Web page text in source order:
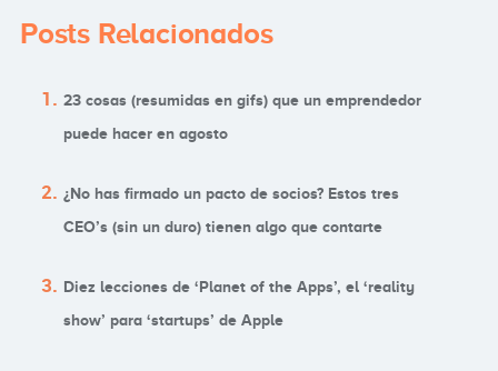
Posts Relacionados
23 cosas (resumidas en gifs) que un emprendedor
puede hacer en agosto
¿No has firmado un pacto de socios? Estos tres
CEO’s (sin un duro) tienen algo que contarte
Diez lecciones de ‘Planet of the Apps’, el ‘reality
show’ para ‘startups’ de Apple